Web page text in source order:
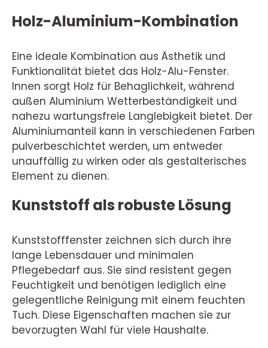
Holz-Aluminium-Kombination
Eine ideale Kombination aus Ästhetik und
Funktionalität bietet das Holz-Alu-Fenster.
Innen sorgt Holz für Behaglichkeit, während
außen Aluminium Wetterbeständigkeit und
nahezu wartungsfreie Langlebigkeit bietet. Der
Aluminiumanteil kann in verschiedenen Farben
pulverbeschichtet werden, um entweder
unauffällig zu wirken oder als gestalterisches
Element zu dienen.
Kunststoff als robuste Lösung
Kunststofffenster zeichnen sich durch ihre
lange Lebensdauer und minimalen
Pflegebedarf aus. Sie sind resistent gegen
Feuchtigkeit und benötigen lediglich eine
gelegentliche Reinigung mit einem feuchten
Tuch. Diese Eigenschaften machen sie zur
bevorzugten Wahl für viele Haushalte.